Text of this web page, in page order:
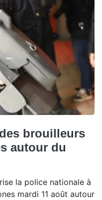
brouilleurs
autour du
la police nationale à
mardi 11 août autour